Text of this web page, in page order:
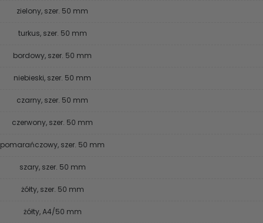
zielony, szer. 50 mm
turkus, szer. 50 mm
bordowy, szer. 50 mm
niebieski, szer. 50 mm
czarny, szer. 50 mm
czerwony, szer. 50 mm
pomarańczowy, szer. 50 mm
szary, szer. 50 mm
żółty, szer. 50 mm
żółty, A4/50 mm